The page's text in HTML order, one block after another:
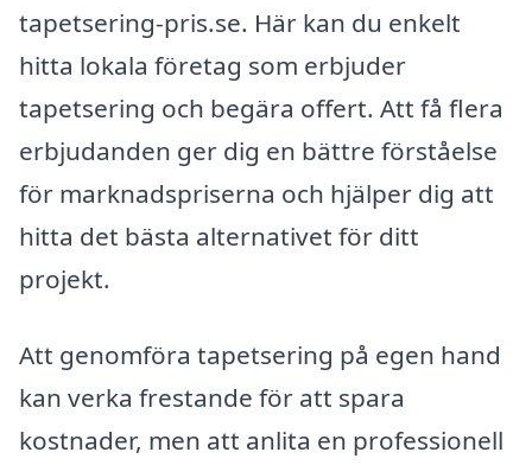
tapetsering-pris.se. Här kan du enkelt
hitta lokala företag som erbjuder
tapetsering och begära offert. Att få flera
erbjudanden ger dig en bättre förståelse
för marknadspriserna och hjälper dig att
hitta det bästa alternativet för ditt
projekt.
Att genomföra tapetsering på egen hand
kan verka frestande för att spara
kostnader, men att anlita en professionell